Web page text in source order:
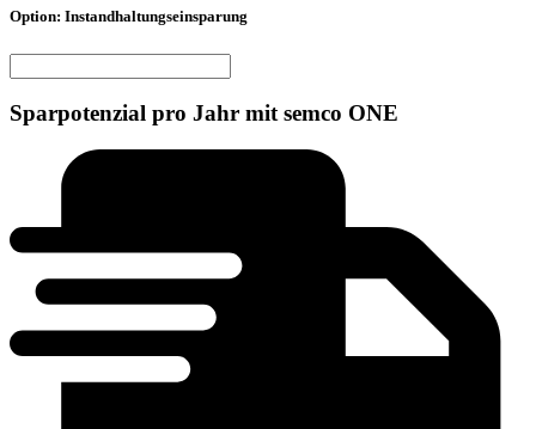
Option: Instandhaltungseinsparung
Sparpotenzial pro Jahr mit semco ONE